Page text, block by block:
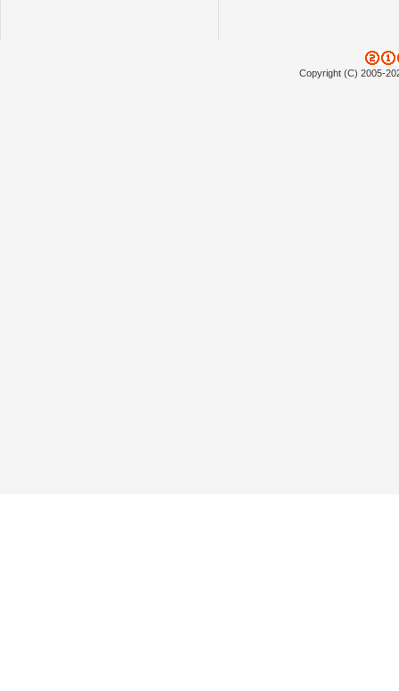
Copyright (C) 2005-